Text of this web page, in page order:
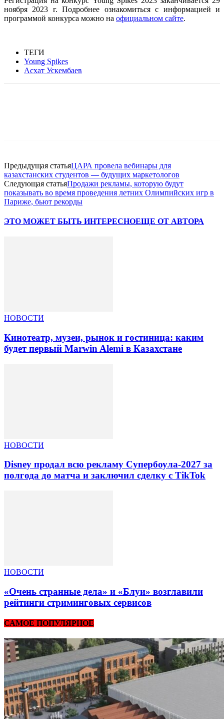
ноября 2023 г.Подробнее ознакомиться с информацией и
программой конкурса можно на официальном сайте.
ТЕГИ
Young Spikes
Асхат Ускембаев
Предыдущая статьяЦАРА провела вебинары для
казахстанских студентов — будущих маркетологов
Следующая статьяПродажи рекламы, которую будут
показывать во время проведения летних Олимпийских игр в
Париже, бьют рекорды
ЭТО МОЖЕТ БЫТЬ ИНТЕРЕСНОЕЩЕ ОТ АВТОРА
НОВОСТИ
Кинотеатр, музеи, рынок и гостиница: каким
будет первый Marwin Alemi в Казахстане
НОВОСТИ
Disney продал всю рекламу Супербоула-2027 за
полгода до матча и заключил сделку с TikTok
НОВОСТИ
«Очень странные дела» и «Блуи» возглавили
рейтинги стриминговых сервисов
САМОЕ ПОПУЛЯРНОЕ